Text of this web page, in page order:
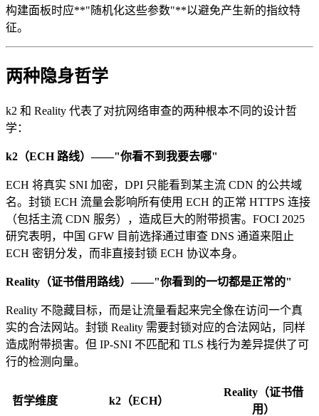
构建面板时应**"随机化这些参数"**以避免产生新的指纹特
征。
两种隐身哲学
k2 和 Reality 代表了对抗网络审查的两种根本不同的设计哲
学：
k2（ECH 路线）——"你看不到我要去哪"
ECH 将真实 SNI 加密，DPI 只能看到某主流 CDN 的公共域
名。封锁 ECH 流量会影响所有使用 ECH 的正常 HTTPS 连接
（包括主流 CDN 服务），造成巨大的附带损害。FOCI 2025
研究表明，中国 GFW 目前选择通过审查 DNS 通道来阻止
ECH 密钥分发，而非直接封锁 ECH 协议本身。
Reality（证书借用路线）——"你看到的一切都是正常的"
Reality 不隐藏目标，而是让流量看起来完全像在访问一个真
实的合法网站。封锁 Reality 需要封锁对应的合法网站，同样
造成附带损害。但 IP-SNI 不匹配和 TLS 栈行为差异提供了可
行的检测向量。
哲学维度 k2（ECH）
Reality（证书借
用）